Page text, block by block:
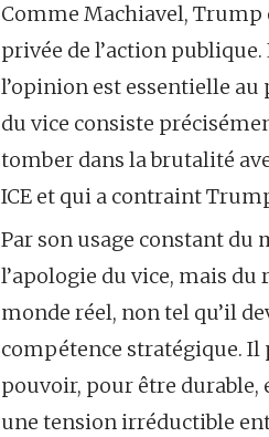
Comme Machiavel,
privée de l’action
l’opinion est essentielle au
du vice consiste
tomber dans la brutalité
ICE et qui a contraint
Par son usage constant du
l’apologie du vice, mais
monde réel, non tel qu’il
compétence stratégique.
pouvoir, pour être durable,
une tension irréductible